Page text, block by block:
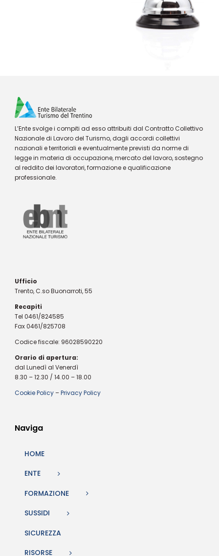
L’Ente svolge i compiti ad esso attribuiti dal Contratto Collettivo
Nazionale di Lavoro del Turismo, dagli accordi collettivi
nazionali e territoriali e eventualmente previsti da norme di
legge in materia di occupazione, mercato del lavoro, sostegno
al reddito dei lavoratori, formazione e qualificazione
professionale.
Ufficio
Trento, C.so Buonarroti, 55
Recapiti
Tel 0461/824585
Fax 0461/825708
Codice fiscale: 96028590220
Orario di apertura:
dal Lunedì al Venerdì
8.30 – 12.30 / 14.00 – 18.00
Cookie Policy –Privacy Policy
Naviga
HOME
ENTE
FORMAZIONE
SUSSIDI
SICUREZZA
RISORSE